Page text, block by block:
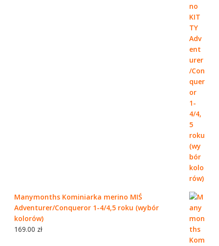
Manymonths Kominiarka merino MIŚ
Adventurer/Conqueror 1-4/4,5 roku (wybór
kolorów)
169.00 zł